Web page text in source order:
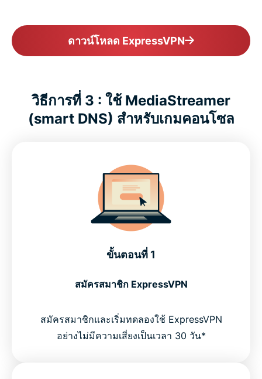
ดาวน์โหลด ExpressVPN
วิธีการที่ 3 : ใช้ MediaStreamer
(smart DNS) สำหรับเกมคอนโซล
ขั้นตอนที่ 1
สมัครสมาชิก ExpressVPN
สมัครสมาชิกและเริ่มทดลองใช้ ExpressVPN
อย่างไม่มีความเสี่ยงเป็นเวลา 30 วัน*